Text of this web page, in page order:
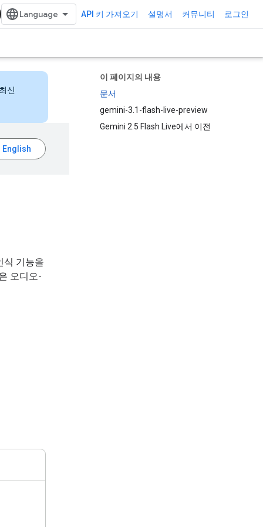
API 키 가져오기 설명서 커뮤니티 로그인
이 페이지의 내용
문서
gemini-3.1-flash-live-preview
Gemini 2.5 Flash Live에서 이전
신
식 기능을
오디오-